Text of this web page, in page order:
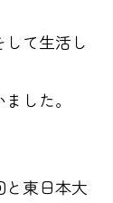
て生活し
した。
東日本大